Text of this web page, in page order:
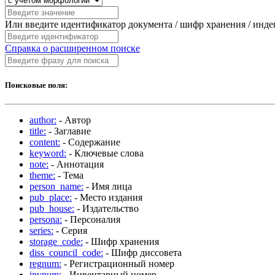
Или введите идентификатор документа / шифр хранения /
Справка о расширенном поиске
Поисковые поля:
author: - Автор
title: - Заглавие
content: - Содержание
keyword: - Ключевые слова
note: - Аннотация
theme: - Тема
person_name: - Имя лица
pub_place: - Место издания
pub_house: - Издательство
persona: - Персоналия
series: - Серия
storage_code: - Шифр хранения
diss_council_code: - Шифр диссовета
regnum: - Регистрационный номер